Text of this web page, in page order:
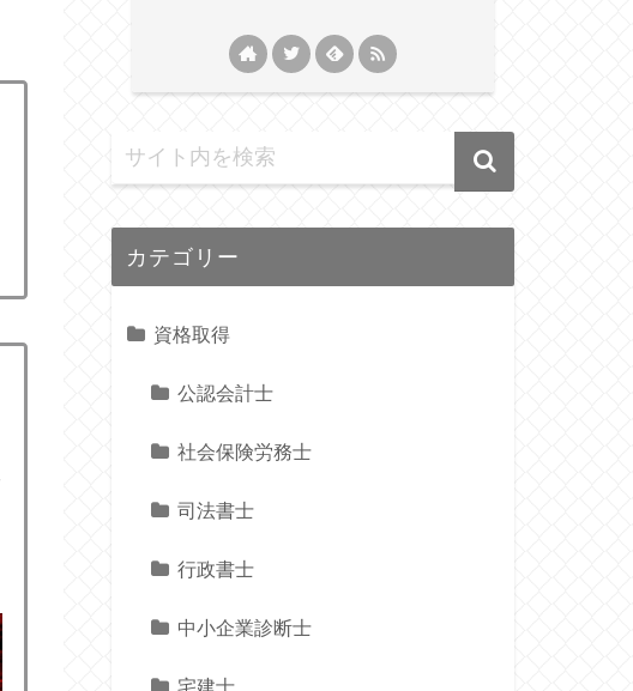
カテゴリー
資格取得
公認会計士
社会保険労務士
司法書士
行政書士
中小企業診断士
宅建士